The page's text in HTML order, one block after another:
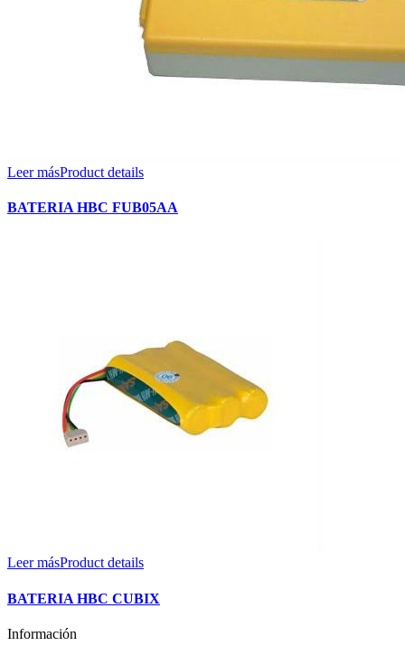
Leer másProduct details
BATERIA HBC FUB05AA
Leer másProduct details
BATERIA HBC CUBIX
Información